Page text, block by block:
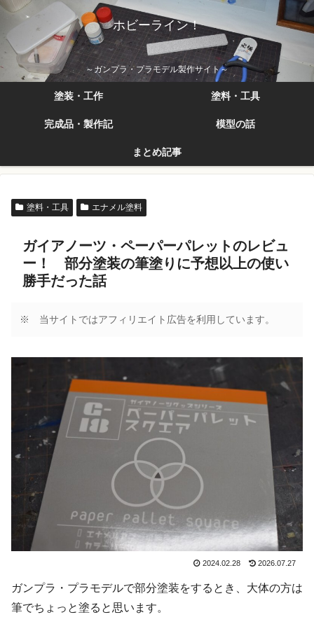
ホビーライン！
～ガンプラ・プラモデル製作サイト～
塗装・工作 塗料・工具
完成品・製作記 模型の話
まとめ記事
塗料・工具 エナメル塗料
ガイアノーツ・ペーパーパレットのレビュ
ー！ 部分塗装の筆塗りに予想以上の使い
勝手だった話
※ 当サイトではアフィリエイト広告を利用しています。
2024.02.28 2026.07.27
ガンプラ・プラモデルで部分塗装をするとき、大体の方は
筆でちょっと塗ると思います。